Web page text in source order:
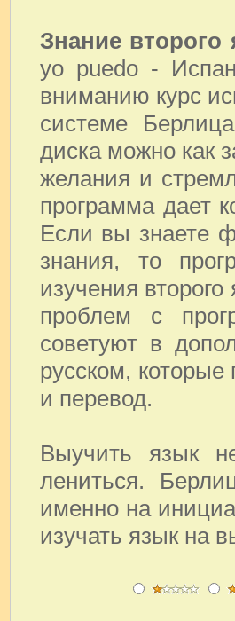
Знание второго
yo puedo -
вниманию курс
системе
диска можно как
желания и
программа дает
Если вы знаете
знания, то
изучения
проблем с
советуют в
русском,
и перевод.
Выучить язык
лениться.
именно на
изучать язык на